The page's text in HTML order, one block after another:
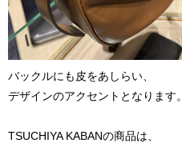
バックルにも皮をあしらい、
デザインのアクセントとなります。
TSUCHIYA KABANの商品は、